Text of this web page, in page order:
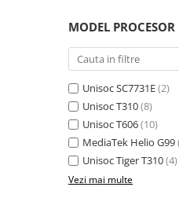
MODEL PROCESOR
Unisoc SC7731E(2)
Unisoc T310(8)
Unisoc T606(10)
MediaTek Helio G99
Unisoc Tiger T310(4)
Vezi mai multe